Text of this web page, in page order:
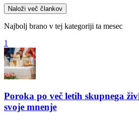
Naloži več člankov
Najbolj brano v tej kategoriji ta mesec
1
Poroka po več letih skupnega
svoje mnenje